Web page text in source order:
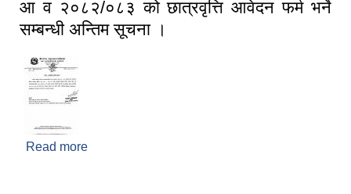
आ व २०८२/०८३ को छात्रवृत्ति आवेदन फर्म भर्ने
सम्बन्धी अन्तिम सूचना ।
Read more